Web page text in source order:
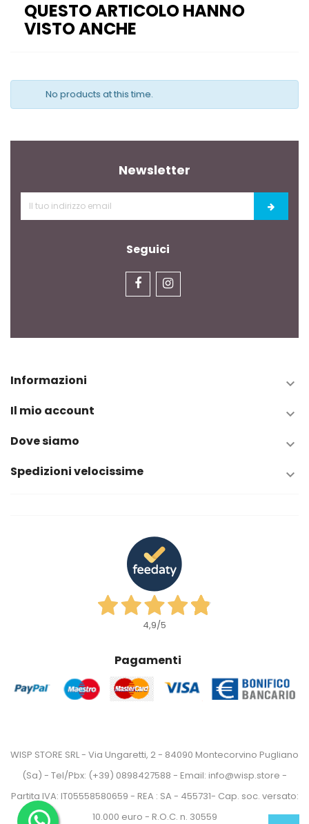
QUESTO ARTICOLO HANNO
VISTO ANCHE
No products at this time.
Newsletter
Seguici
Informazioni 
Il mio account 
Dove siamo 
Spedizioni velocissime 
4,9/5
Pagamenti
WISP STORE SRL - Via Ungaretti, 2 - 84090 Montecorvino Pugliano
(Sa) - Tel/Pbx: (+39) 0898427588 - Email: info@wisp.store -
Partita IVA: IT05558580659 - REA : SA - 455731- Cap. soc. versato:
10.000 euro - R.O.C. n. 30559